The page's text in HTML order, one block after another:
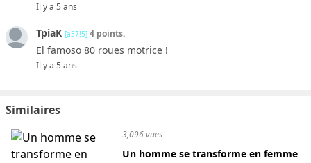
Il y a 5 ans
TpiaK [a57!5] 4 points.
El famoso 80 roues motrice !
Il y a 5 ans
Similaires
3,096 vues
Un homme se transforme en femme